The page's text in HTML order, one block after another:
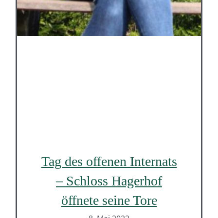
Tag des offenen Internats
– Schloss Hagerhof
öffnete seine Tore